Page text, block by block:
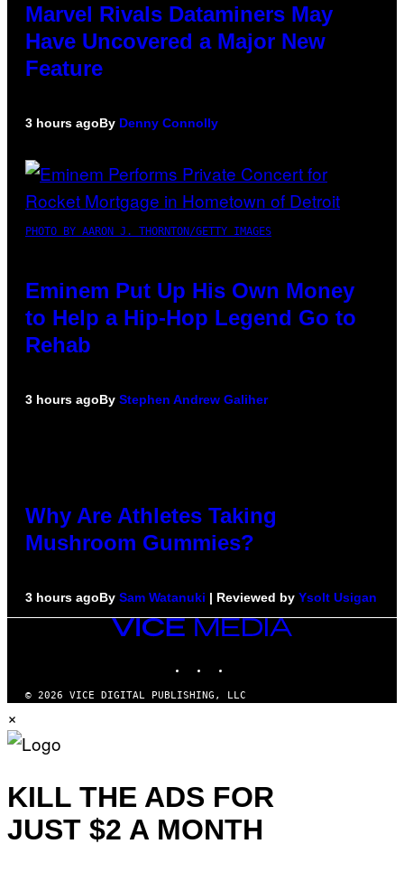
Marvel Rivals Dataminers May
Have Uncovered a Major New
Feature
3 hours agoBy Denny Connolly
PHOTO BY AARON J. THORNTON/GETTY IMAGES
Eminem Put Up His Own Money
to Help a Hip-Hop Legend Go to
Rehab
3 hours agoBy Stephen Andrew Galiher
Why Are Athletes Taking
Mushroom Gummies?
3 hours agoBy Sam Watanuki | Reviewed by Ysolt Usigan
VICE
MEDIA
© 2026 VICE DIGITAL PUBLISHING, LLC
×
KILL THE ADS FOR
JUST $2 A MONTH